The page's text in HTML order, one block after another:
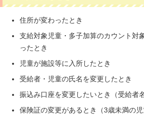
住所が変わったとき
支給対象児童・多子加算のカウント対
ったとき
児童が施設等に入所したとき
受給者・児童の氏名を変更したとき
振込み口座を変更したいとき（受給者
保険証の変更があるとき（3歳未満の